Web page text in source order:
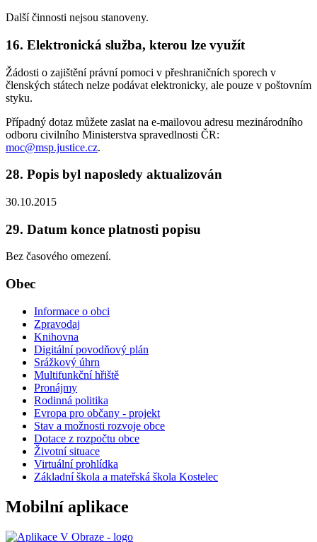
Další činnosti nejsou stanoveny.
16. Elektronická služba, kterou lze využít
Žádosti o zajištění právní pomoci v přeshraničních sporech v
členských státech nelze podávat elektronicky, ale pouze v poštovním
styku.
Případný dotaz můžete zaslat na e-mailovou adresu mezinárodního
odboru civilního Ministerstva spravedlnosti ČR:
moc@msp.justice.cz.
28. Popis byl naposledy aktualizován
30.10.2015
29. Datum konce platnosti popisu
Bez časového omezení.
Obec
Informace o obci
Zpravodaj
Knihovna
Digitální povodňový plán
Srážkový úhrn
Multifunkční hřiště
Pronájmy
Rodinná politika
Evropa pro občany - projekt
Stav a možnosti rozvoje obce
Dotace z rozpočtu obce
Životní situace
Virtuální prohlídka
Základní škola a mateřská škola Kostelec
Mobilní aplikace